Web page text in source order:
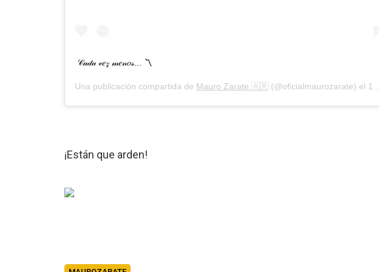
𝒞𝒶𝒹𝒶 𝓋𝑒𝓏 𝓂𝑒𝓃𝑜𝓈... 〽️
Una publicación compartida de Mauro Zarate 🇦🇷(@oficialmaurozarate) el 16 Jul, 2019 a las 3:46 PDT
¡Están que arden!